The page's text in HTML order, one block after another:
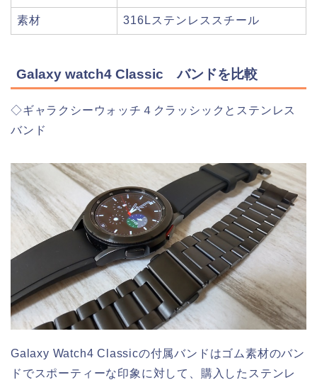
素材 316Lステンレススチール
Galaxy watch4 Classic バンドを比較
◇ギャラクシーウォッチ４クラッシックとステンレス
バンド
Galaxy Watch4 Classicの付属バンドはゴム素材のバン
ドでスポーティーな印象に対して、購入したステンレ